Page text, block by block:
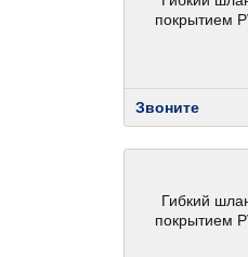
покрытием
Звоните
Гибкий
покрытием